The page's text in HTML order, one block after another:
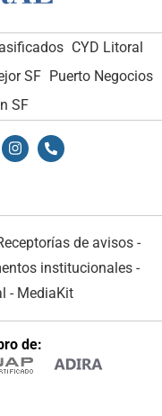
CYD Litoral
SF Puerto Negocios
SF
de avisos -
institucionales -
- MediaKit
de: